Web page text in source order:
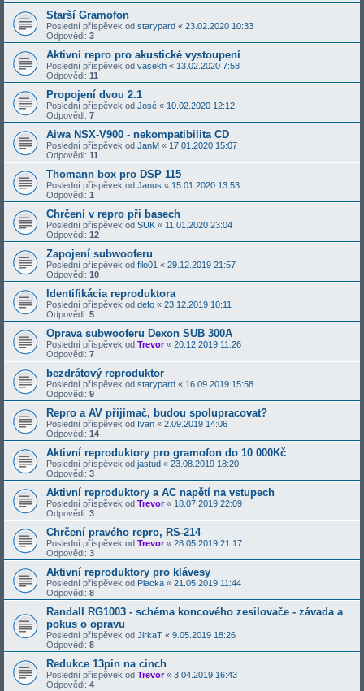
Starší Gramofon
Poslední příspěvek od starypard « 23.02.2020 10:33
Odpovědi: 3
Aktivní repro pro akustické vystoupení
Poslední příspěvek od vasekh « 13.02.2020 7:58
Odpovědi: 11
Propojení dvou 2.1
Poslední příspěvek od José « 10.02.2020 12:12
Odpovědi: 7
Aiwa NSX-V900 - nekompatibilita CD
Poslední příspěvek od JanM « 17.01.2020 15:07
Odpovědi: 11
Thomann box pro DSP 115
Poslední příspěvek od Janus « 15.01.2020 13:53
Odpovědi: 1
Chrčení v repro při basech
Poslední příspěvek od SUK « 11.01.2020 23:04
Odpovědi: 12
Zapojení subwooferu
Poslední příspěvek od filo01 « 29.12.2019 21:57
Odpovědi: 10
Identifikácia reproduktora
Poslední příspěvek od defo « 23.12.2019 10:11
Odpovědi: 5
Oprava subwooferu Dexon SUB 300A
Poslední příspěvek od Trevor« 20.12.2019 11:26
Odpovědi: 7
bezdrátový reproduktor
Poslední příspěvek od starypard « 16.09.2019 15:58
Odpovědi: 9
Repro a AV přijímač, budou spolupracovat?
Poslední příspěvek od Ivan « 2.09.2019 14:06
Odpovědi: 14
Aktivní reproduktory pro gramofon do 10 000Kč
Poslední příspěvek od jastud « 23.08.2019 18:20
Odpovědi: 3
Aktivní reproduktory a AC napětí na vstupech
Poslední příspěvek od Trevor« 18.07.2019 22:09
Odpovědi: 3
Chrčení pravého repro, RS-214
Poslední příspěvek od Trevor« 28.05.2019 21:17
Odpovědi: 3
Aktivní reproduktory pro klávesy
Poslední příspěvek od Placka « 21.05.2019 11:44
Odpovědi: 8
Randall RG1003 - schéma koncového zesilovače - závada a
pokus o opravu
Poslední příspěvek od JirkaT « 9.05.2019 18:26
Odpovědi: 8
Redukce 13pin na cinch
Poslední příspěvek od Trevor« 3.04.2019 16:43
Odpovědi: 4